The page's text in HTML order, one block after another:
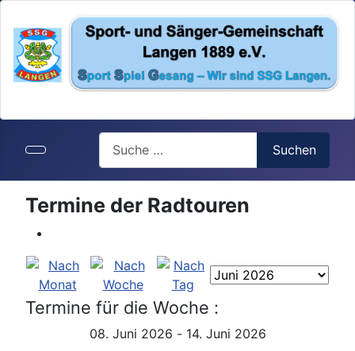
Search
Suchen
Termine der Radtouren
Termine für die Woche :
08. Juni 2026 - 14. Juni 2026